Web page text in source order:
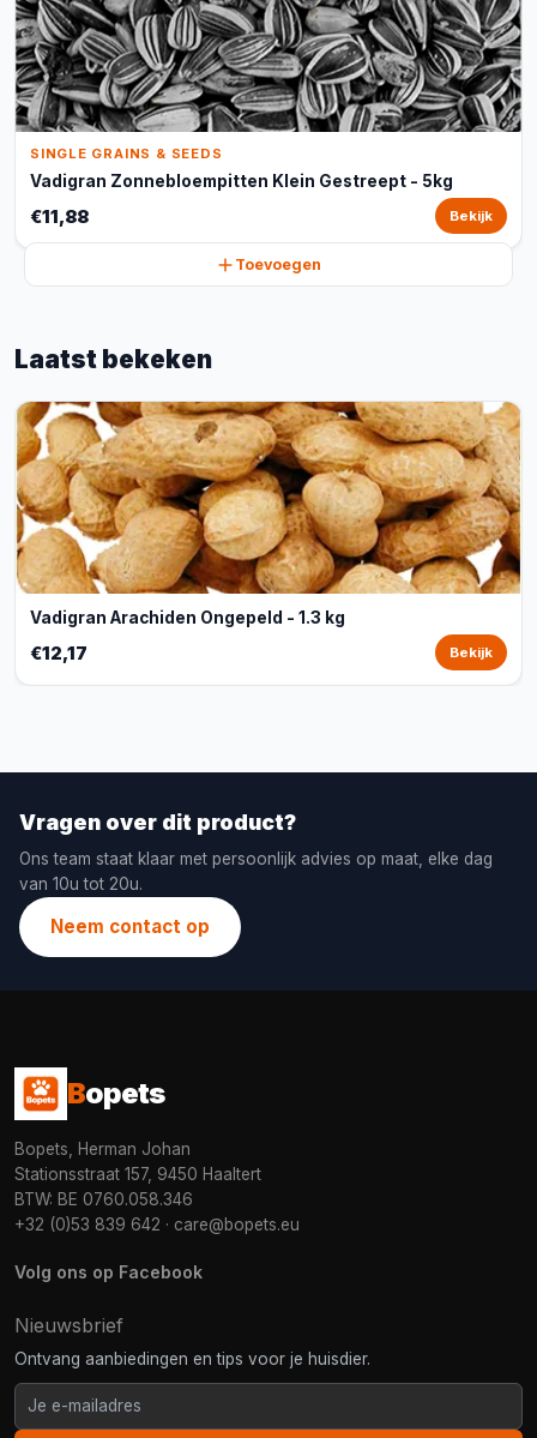
SINGLE GRAINS & SEEDS
Vadigran Zonnebloempitten Klein Gestreept - 5kg
€11,88 Bekijk
Toevoegen
Laatst bekeken
Vadigran Arachiden Ongepeld - 1.3 kg
€12,17 Bekijk
Vragen over dit product?
Ons team staat klaar met persoonlijk advies op maat, elke dag
van 10u tot 20u.
Neem contact op
Bopets
Bopets, Herman Johan
Stationsstraat 157, 9450 Haaltert
BTW: BE 0760.058.346
+32 (0)53 839 642 · care@bopets.eu
Volg ons op Facebook
Nieuwsbrief
Ontvang aanbiedingen en tips voor je huisdier.